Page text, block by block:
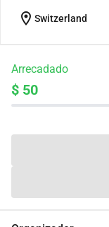
location_on Switzerland
Arrecadado
$ 50